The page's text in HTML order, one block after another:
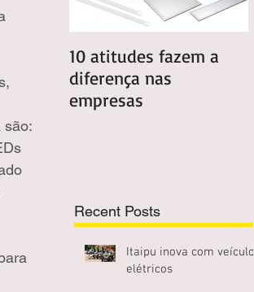
são:
10 atitudes fazem a
diferença nas
empresas
Recent Posts
Itaipu inova com veículos
elétricos